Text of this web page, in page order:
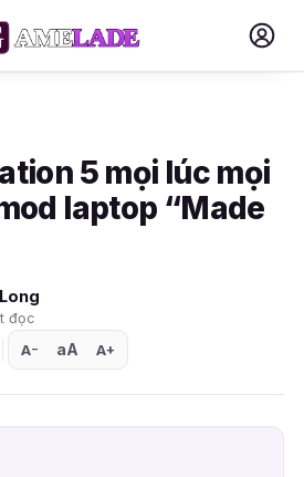
5 mọi lúc mọi
laptop “Made
đọc
A− aA A+